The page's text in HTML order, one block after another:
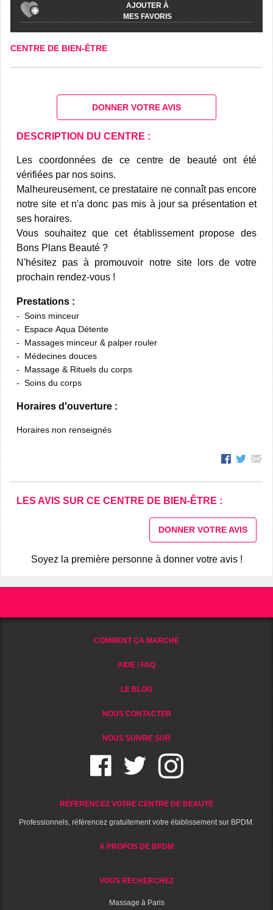
AJOUTER À
MES FAVORIS
CENTRE DE BIEN-ÊTRE
DONNER VOTRE AVIS
DESCRIPTION DU CENTRE :
Les coordonnées de ce centre de beauté ont été
vérifiées par nos soins.
Malheureusement, ce prestataire ne connaît pas encore
notre site et n'a donc pas mis à jour sa présentation et
ses horaires.
Vous souhaitez que cet établissement propose des
Bons Plans Beauté ?
N'hésitez pas à promouvoir notre site lors de votre
prochain rendez-vous !
Prestations :
Soins minceur
Espace Aqua Détente
Massages minceur & palper rouler
Médecines douces
Massage & Rituels du corps
Soins du corps
Horaires d'ouverture :
Horaires non renseignés
LES AVIS SUR CE CENTRE DE BIEN-ÊTRE :
DONNER VOTRE AVIS
Soyez la première personne à donner votre avis !
COMMENT ÇA MARCHE
AIDE / FAQ
LE BLOG
NOUS CONTACTER
NOUS SUIVRE SUR
RÉFÉRENCEZ VOTRE CENTRE DE BEAUTÉ
Professionnels, référencez gratuitement votre établissement sur BPDM.
A PROPOS DE BPDM
VOUS RECHERCHEZ
Massage à Paris